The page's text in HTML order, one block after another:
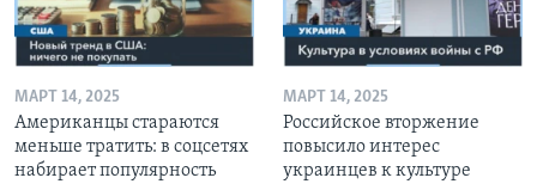
МАРТ 14, 2025
Американцы стараются
меньше тратить: в соцсетях
набирает популярность
МАРТ 14, 2025
Российское вторжение
повысило интерес
украинцев к культуре